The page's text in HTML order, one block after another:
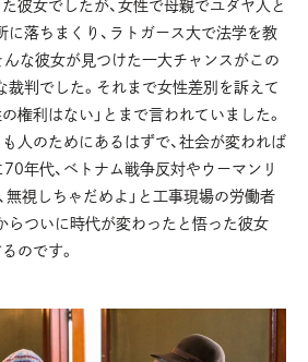
彼女でしたが、女性で母親でユダヤ人と
に落ちまくり、ラトガース大で法学を教
んな彼女が見つけた一大チャンスがこの
裁判でした。それまで女性差別を訴えて
権利はない」とまで言われていました。
人のためにあるはずで、社会が変われば
年代、ベトナム戦争反対やウーマンリ
無視しちゃだめよ」と工事現場の労働者
らついに時代が変わったと悟った彼女
のです。